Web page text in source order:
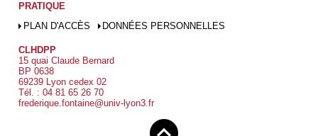
PRATIQUE
PLAN D'ACCÈS
DONNÉES PERSONNELLES
CLHDPP
15 quai Claude Bernard
BP 0638
69239 Lyon cedex 02
Tél. : 04 81 65 26 70
frederique.fontaine@univ-lyon3.fr